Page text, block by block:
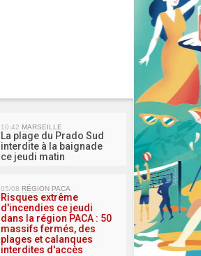
MA
10:42 MARSEILLE
La plage du Prado Sud
interdite à la baignade
ce jeudi matin
05/08 RÉGION PACA
Risques extrême
d'incendies ce jeudi
dans la région PACA : 50
massifs fermés, des
plages et calanques
interdites d'accès